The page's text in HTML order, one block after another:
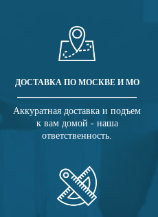
ДОСТАВКА ПО МОСКВЕ И МО
Аккуратная доставка и подъем
к вам домой - наша
ответственность.